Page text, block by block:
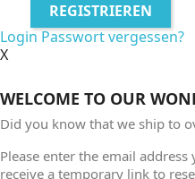
REGISTRIEREN
Login Passwort vergessen?
X
WELCOME TO OUR
Did you know that we ship to
Please enter the email
receive a temporary link to